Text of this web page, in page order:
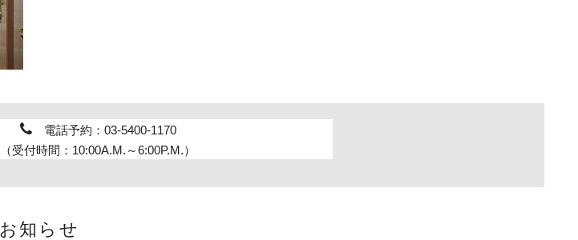
電話予約： 03-5400-1170
（受付時間：10:00A.M.～6:00P.M.）
お知らせ